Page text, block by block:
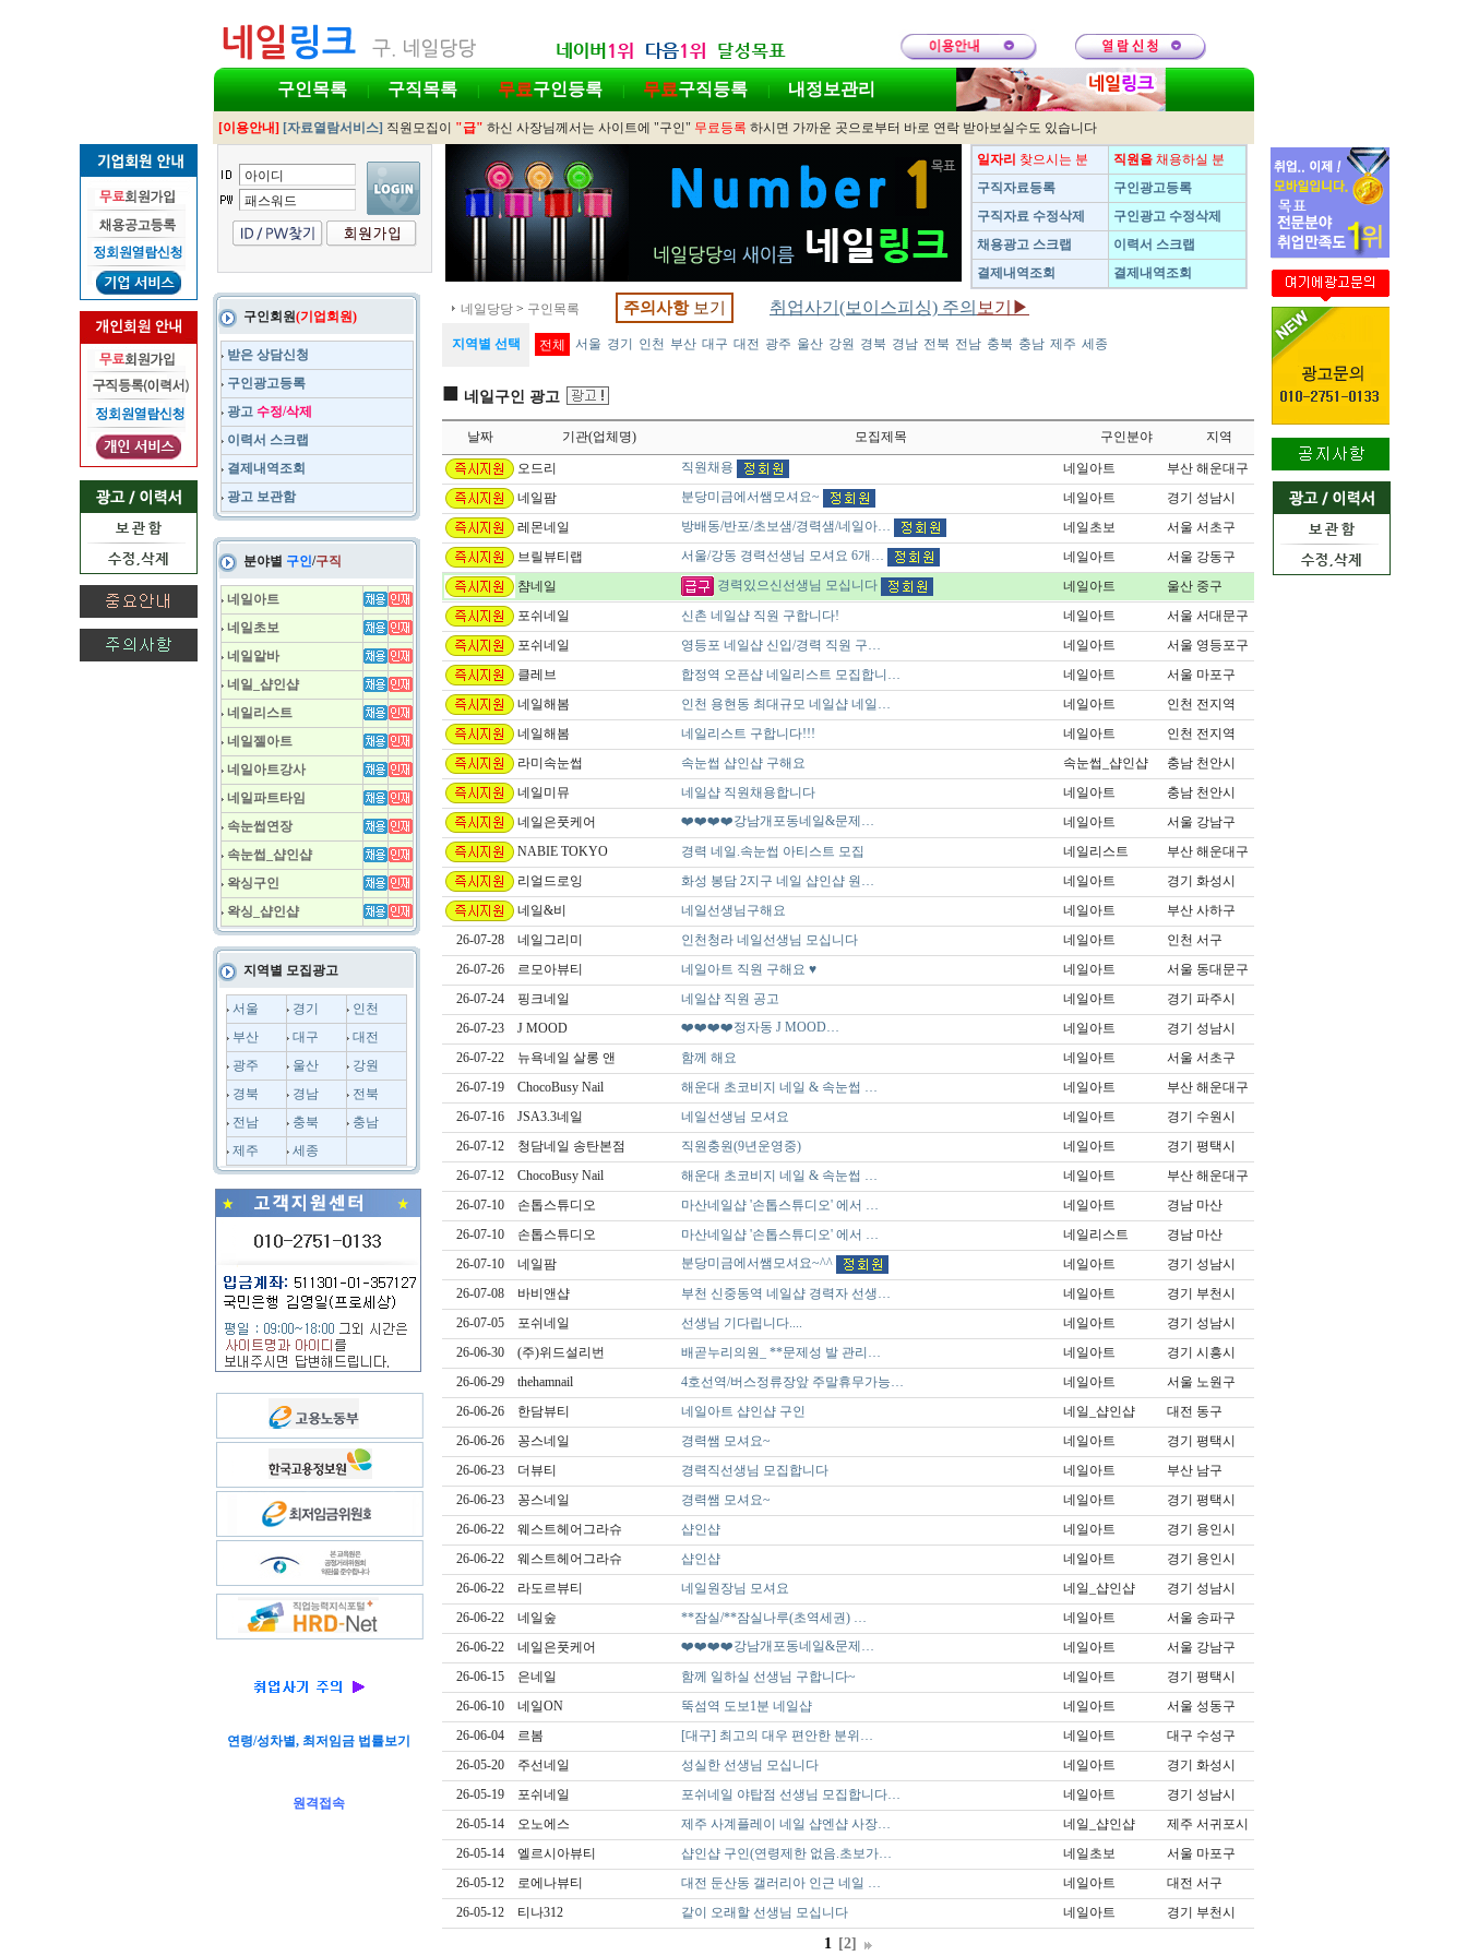
구인목록 | 구직목록 | 무료구인등록 | 무료구직등록 | 내정보관리
[이용안내] [자료열람서비스] 직원모집이 "급" 하신 사장님께서는 사이트에 "구인" 무료등록 하시면 가까운 곳으로부터 바로 연락 받아보실수도 있습니다
일자리 찾으시는 분 직원을 채용하실 분
구직자료등록
구인광고등록
구직자료 수정삭제
구인광고 수정삭제
채용광고 스크랩
이력서 스크랩
결제내역조회
결제내역조회
구인회원(기업회원)
받은 상담신청
구인광고등록
광고 수정/삭제
이력서 스크랩
결제내역조회
광고 보관함
분야별 구인/구직
네일아트
네일초보
네일알바
네일_샵인샵
네일리스트
네일젤아트
네일아트강사
네일파트타임
속눈썹연장
속눈썹_샵인샵
왁싱구인
왁싱_샵인샵
지역별 모집광고
서울 경기
인천
부산
대구
대전
광주
울산
강원
경북
경남
전북
전남
충북
충남
제주
세종
연령/성차별, 최저임금 법률보기
원격접속
네일당당 > 구인목록 주의사항 보기 취업사기(보이스피싱) 주의 보기▶
지역별 선택 전체 서울 경기 인천 부산 대구 대전 광주 울산 강원 경북 경남 전북 전남 충북 충남 제주 세종
■ 네일구인 광고
날짜 기관(업체명) 모집제목 구인분야 지역
오드리 직원채용 네일아트
부산 해운대구
네일팜
분당미금에서쌤모셔요~ 네일아트
경기 성남시
레몬네일
방배동/반포/초보샘/경력샘/네일아… 네일초보
서울 서초구
브릴뷰티랩
서울/강동 경력선생님 모셔요 6개… 네일아트
서울 강동구
챰네일
경력있으신선생님 모십니다 네일아트
울산 중구
포쉬네일
신촌 네일샵 직원 구합니다! 네일아트
서울 서대문구
포쉬네일
영등포 네일샵 신입/경력 직원 구… 네일아트
서울 영등포구
클레브
합정역 오픈샵 네일리스트 모집합니… 네일아트
서울 마포구
네일해봄
인천 용현동 최대규모 네일샵 네일… 네일아트
인천 전지역
네일해봄
네일리스트 구합니다!!! 네일아트
인천 전지역
라미속눈썹
속눈썹 샵인샵 구해요 속눈썹_샵인샵
충남 천안시
네일미뮤
네일샵 직원채용합니다 네일아트
충남 천안시
네일은풋케어
❤️❤️❤️❤️강남개포동네일&문제… 네일아트
서울 강남구
NABIE TOKYO
경력 네일.속눈썹 아티스트 모집 네일리스트
부산 해운대구
리얼드로잉
화성 봉담 2지구 네일 샵인샵 원… 네일아트
경기 화성시
네일&비
네일선생님구해요 네일아트
부산 사하구
26-07-28
네일그리미 인천청라 네일선생님 모십니다 네일아트
인천 서구
26-07-26
르모아뷰티 네일아트 직원 구해요 ♥ 네일아트
서울 동대문구
26-07-24
핑크네일 네일샵 직원 공고 네일아트
경기 파주시
26-07-23
J MOOD ❤️❤️❤️❤️정자동 J MOOD… 네일아트
경기 성남시
26-07-22
뉴욕네일 살롱 앤 함께 해요 네일아트
서울 서초구
26-07-19
ChocoBusy Nail 해운대 초코비지 네일 & 속눈썹 … 네일아트
부산 해운대구
26-07-16
JSA3.3네일 네일선생님 모셔요 네일아트
경기 수원시
26-07-12
청담네일 송탄본점 직원충원(9년운영중) 네일아트
경기 평택시
26-07-12
ChocoBusy Nail 해운대 초코비지 네일 & 속눈썹 … 네일아트
부산 해운대구
26-07-10
손톱스튜디오 마산네일샵 '손톱스튜디오' 에서 … 네일아트
경남 마산
26-07-10
손톱스튜디오 마산네일샵 '손톱스튜디오' 에서 … 네일리스트
경남 마산
26-07-10
네일팜 분당미금에서쌤모셔요~^^ 네일아트
경기 성남시
26-07-08
바비앤샵 부천 신중동역 네일샵 경력자 선생… 네일아트
경기 부천시
26-07-05
포쉬네일 선생님 기다립니다.... 네일아트
경기 성남시
26-06-30
(주)위드설리번 배곧누리의원_ **문제성 발 관리… 네일아트
경기 시흥시
26-06-29
thehamnail 4호선역/버스정류장앞 주말휴무가능… 네일아트
서울 노원구
26-06-26
한담뷰티 네일아트 샵인샵 구인 네일_샵인샵
대전 동구
26-06-26
꽁스네일 경력쌤 모셔요~ 네일아트
경기 평택시
26-06-23
더뷰티 경력직선생님 모집합니다 네일아트
부산 남구
26-06-23
꽁스네일 경력쌤 모셔요~ 네일아트
경기 평택시
26-06-22
웨스트헤어그라슈 샵인샵 네일아트
경기 용인시
26-06-22
웨스트헤어그라슈 샵인샵 네일아트
경기 용인시
26-06-22
라도르뷰티 네일원장님 모셔요 네일_샵인샵
경기 성남시
26-06-22
네일숲 **잠실/**잠실나루(초역세권) … 네일아트
서울 송파구
26-06-22
네일은풋케어 ❤️❤️❤️❤️강남개포동네일&문제… 네일아트
서울 강남구
26-06-15
은네일 함께 일하실 선생님 구합니다~ 네일아트
경기 평택시
26-06-10
네일ON 뚝섬역 도보1분 네일샵 네일아트
서울 성동구
26-06-04
르봄 [대구] 최고의 대우 편안한 분위… 네일아트
대구 수성구
26-05-20
주선네일 성실한 선생님 모십니다 네일아트
경기 화성시
26-05-19
포쉬네일 포쉬네일 야탑점 선생님 모집합니다… 네일아트
경기 성남시
26-05-14
오노에스 제주 사계플레이 네일 샵엔샵 사장… 네일_샵인샵
제주 서귀포시
26-05-14
엘르시아뷰티 샵인샵 구인(연령제한 없음.초보가… 네일초보
서울 마포구
26-05-12
로에나뷰티 대전 둔산동 갤러리아 인근 네일 … 네일아트
대전 서구
26-05-12
티나312 같이 오래할 선생님 모십니다 네일아트 경기 부천시
1 [2]